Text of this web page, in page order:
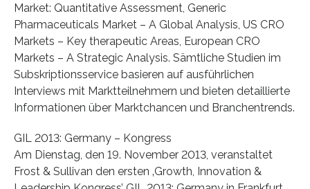
Market: Quantitative Assessment, Generic
Pharmaceuticals Market – A Global Analysis, US CRO
Markets – Key therapeutic Areas, European CRO
Markets – A Strategic Analysis. Sämtliche Studien im
Subskriptionsservice basieren auf ausführlichen
Interviews mit Marktteilnehmern und bieten detaillierte
Informationen über Marktchancen und Branchentrends.
GIL 2013: Germany – Kongress
Am Dienstag, den 19. November 2013, veranstaltet
Frost & Sullivan den ersten ‚Growth, Innovation &